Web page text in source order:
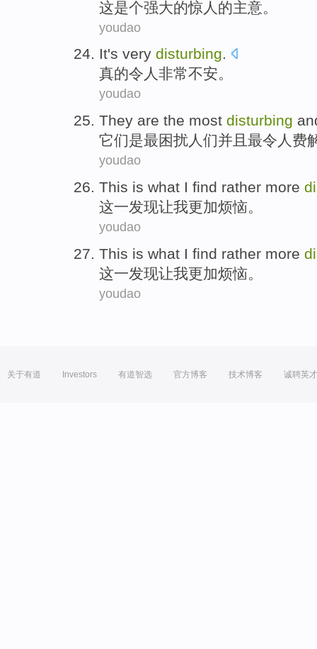
这是个强大的惊人 的主意。
youdao
It's very disturbing.
真的令人 非常不安。
youdao
They are the most disturbing
它们是最困扰人们并且 最令人费
youdao
This is what I find rather more
这一发现让我更加烦恼。
youdao
This is what I find rather more
这一发现让我更加烦恼。
youdao
关于有道 Investors 有道智选 官方博客 技术博客 诚聘英才